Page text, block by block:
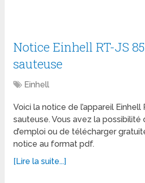
Notice Einhell RT-JS
sauteuse
Einhell
Voici la notice de l’appareil Einhell
sauteuse. Vous avez la possibilité
d’emploi ou de télécharger
notice au format pdf.
[Lire la suite...]